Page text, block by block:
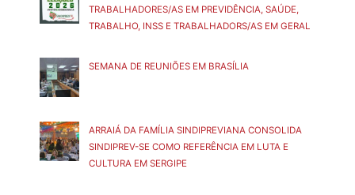
TRABALHADORES/AS EM PREVIDÊNCIA, SAÚDE,
TRABALHO, INSS E TRABALHADORS/AS EM GERAL
SEMANA DE REUNIÕES EM BRASÍLIA
ARRAIÁ DA FAMÍLIA SINDIPREVIANA CONSOLIDA
SINDIPREV-SE COMO REFERÊNCIA EM LUTA E
CULTURA EM SERGIPE